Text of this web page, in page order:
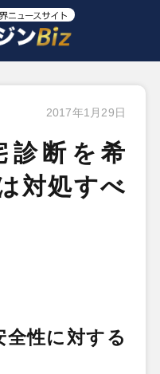
2017年1月29日
診断を希
対処すべ
全性に対する